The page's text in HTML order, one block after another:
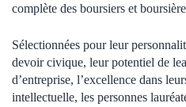
complète des boursiers et
Sélectionnées pour leur
devoir civique, leur potentiel de
d’entreprise, l’excellence dans
intellectuelle, les personnes